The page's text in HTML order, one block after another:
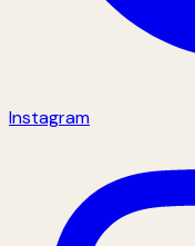
Instagram